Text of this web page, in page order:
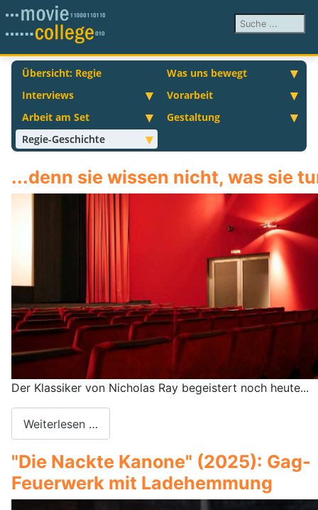
Suchen ...
Übersicht: Regie
Was uns bewegt
Interviews
Vorarbeit
Arbeit am Set
Gestaltung
Regie-Geschichte
...denn sie wissen nicht, was sie
Der Klassiker von Nicholas Ray begeistert noch heute...
Weiterlesen …
"Die Nackte Kanone" (2025): Gag-
Feuerwerk mit Ladehemmung